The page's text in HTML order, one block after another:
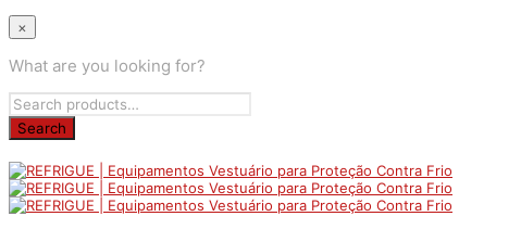
×
What are you looking for?